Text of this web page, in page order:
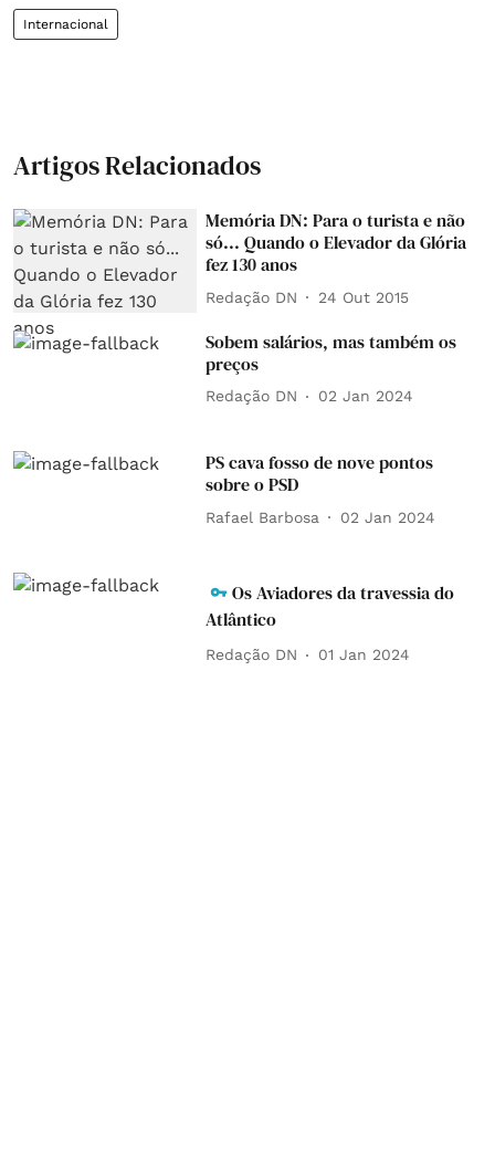
Internacional
Artigos Relacionados
Memória DN: Para o turista e não
só... Quando o Elevador da Glória
fez 130 anos
Redação DN 24 Out 2015
Sobem salários, mas também os
preços
Redação DN 02 Jan 2024
PS cava fosso de nove pontos
sobre o PSD
Rafael Barbosa 02 Jan 2024
Os Aviadores da travessia do
Atlântico
Redação DN 01 Jan 2024